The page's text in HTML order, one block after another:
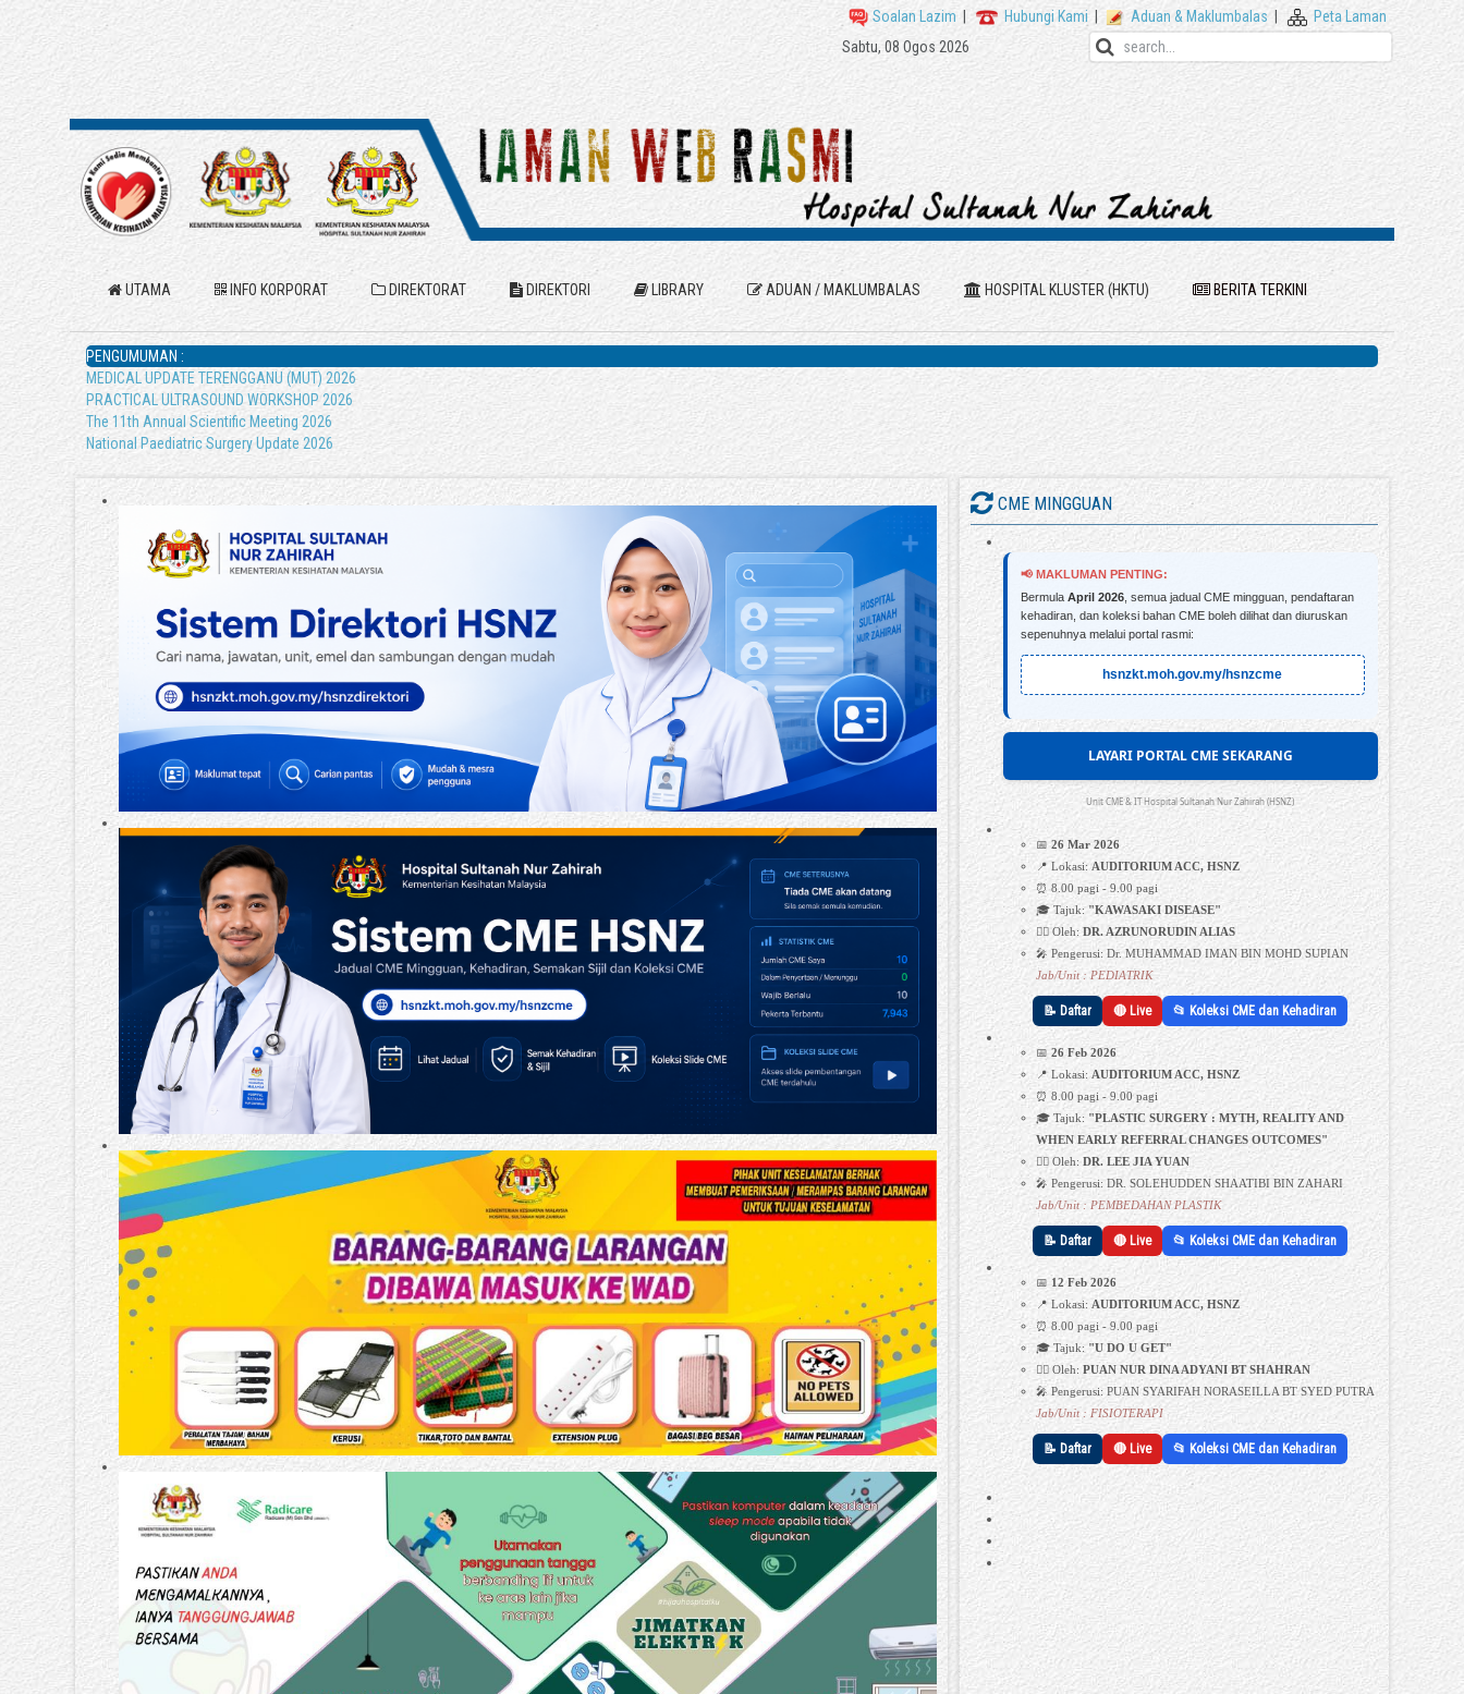
Soalan Lazim Hubungi Kami Aduan & Maklumbalas
Peta Laman
Sabtu, 08 Ogos 2026
UTAMA INFO KORPORAT DIREKTORAT DIREKTORI LIBRARY ADUAN / MAKLUMBALAS HOSPITAL KLUSTER (HKTU) BERITA TERKINI
PENGUMUMAN :
MEDICAL UPDATE TERENGGANU (MUT) 2026
PRACTICAL ULTRASOUND WORKSHOP 2026
The 11th Annual Scientific Meeting 2026
National Paediatric Surgery Update 2026
CME MINGGUAN
📢 MAKLUMAN PENTING:
Bermula April 2026, semua jadual CME mingguan, pendaftaran
kehadiran, dan koleksi bahan CME boleh dilihat dan diuruskan
sepenuhnya melalui portal rasmi:
hsnzkt.moh.gov.my/hsnzcme
LAYARI PORTAL CME SEKARANG
Unit CME & IT Hospital Sultanah Nur Zahirah (HSNZ)
📅 26 Mar 2026
📍 Lokasi: AUDITORIUM ACC, HSNZ
⏰ 8.00 pagi - 9.00 pagi
🎓 Tajuk: "KAWASAKI DISEASE"
👩‍⚕️ Oleh:DR. AZRUNORUDIN ALIAS
🎤 Pengerusi: Dr. MUHAMMAD IMAN BIN MOHD SUPIAN
Jab/Unit : PEDIATRIK
📝 Daftar 🔴 Live 📂 Koleksi CME dan Kehadiran
📅26 Feb 2026
📍 Lokasi: AUDITORIUM ACC, HSNZ
⏰ 8.00 pagi - 9.00 pagi
🎓 Tajuk: "PLASTIC SURGERY : MYTH, REALITY AND
WHEN EARLY REFERRAL CHANGES OUTCOMES"
👩‍⚕️ Oleh: DR. LEE JIA YUAN
🎤 Pengerusi: DR. SOLEHUDDEN SHAATIBI BIN ZAHARI
Jab/Unit : PEMBEDAHAN PLASTIK
📝 Daftar 🔴 Live 📂 Koleksi CME dan Kehadiran
📅 12 Feb 2026
📍 Lokasi: AUDITORIUM ACC, HSNZ
⏰ 8.00 pagi - 9.00 pagi
🎓 Tajuk: "U DO U GET"
👩‍⚕️ Oleh: PUAN NUR DINA ADYANI BT SHAHRAN
🎤 Pengerusi: PUAN SYARIFAH NORASEILLA BT SYED PUTRA
Jab/Unit : FISIOTERAPI
📝 Daftar 🔴 Live 📂 Koleksi CME dan Kehadiran